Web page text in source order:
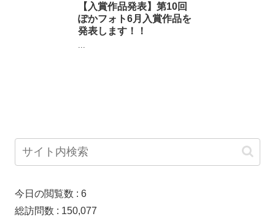
【入賞作品発表】第10回
ぽかフォト6月入賞作品を
発表します！！
今日の閲覧数 : 6
総訪問数 : 150,077